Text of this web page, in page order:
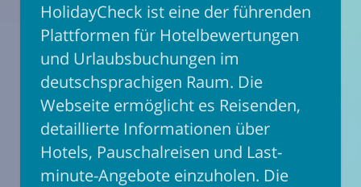
HolidayCheck ist eine der führenden
Plattformen für Hotelbewertungen
und Urlaubsbuchungen im
deutschsprachigen Raum. Die
Webseite ermöglicht es Reisenden,
detaillierte Informationen über
Hotels, Pauschalreisen und Last-
minute-Angebote einzuholen. Die